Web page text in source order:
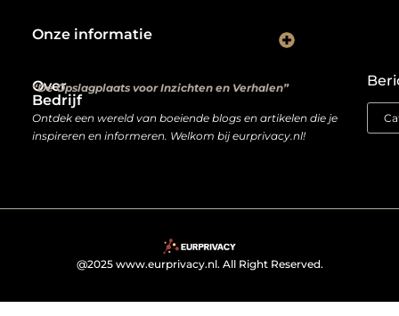
Over
Bedrijf
“De Opslagplaats voor Inzichten en Verhalen”
Ontdek een wereld van boeiende blogs en artikelen die je
inspireren en informeren. Welkom bij eurprivacy.nl!
Onze informatie
@2025 www.eurprivacy.nl. All Right Reserved.